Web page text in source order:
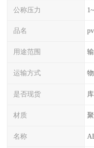
公称压力
品名
用途范围
运输方式
是否现货
材质
名称